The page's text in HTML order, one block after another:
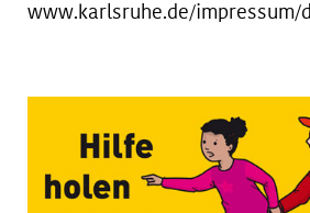
www.karlsruhe.de/impressum/